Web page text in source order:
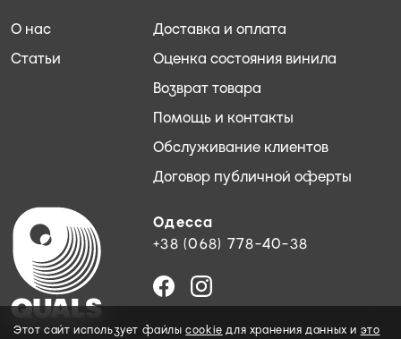
Одесса
+38 (068) 778-40-38
Доставка и оплата
Оценка состояния винила
Возврат товара
Помощь и контакты
Обслуживание клиентов
Договор публичной оферты
О нас
Статьи
Этот сайт использует файлыcookie для хранения данных и это